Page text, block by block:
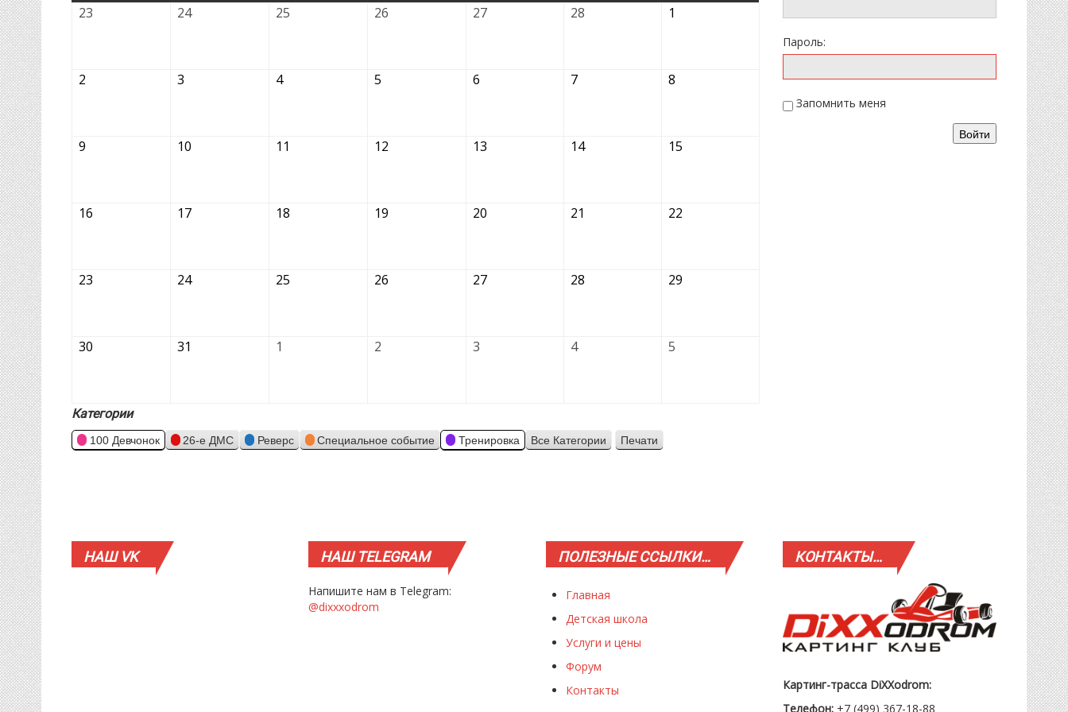
23 2424.02.2026 25 26 2727.02.2026 28 1
2 3 404.03.2026 5 6 707.03.2026 8
9 10 11 12 13 1414.03.2026 15
16 1717.03.2026 18 19 20 21 22
23 2424.03.2026 25 26 2727.03.2026 28 29
30 31 1 2 3 404.04.2026 5
Категории
100 Девчонок 26-е ДМС Реверс Специальное событие Тренировка Все Категории Просмотр
Печати
Пароль:
Запомнить меня
Войти
НАШVK НАШTELEGRAM
Напишите нам в Telegram:
@dixxxodrom
ПОЛЕЗНЫЕССЫЛКИ…
Главная
Детская школа
Услуги и цены
Форум
Контакты
КОНТАКТЫ…
Картинг-трасса DiXXodrom:
Телефон: +7 (499) 367-18-88